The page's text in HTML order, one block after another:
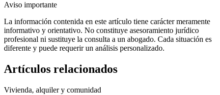
Aviso importante
La información contenida en este artículo tiene carácter meramente
informativo y orientativo. No constituye asesoramiento jurídico
profesional ni sustituye la consulta a un abogado. Cada situación es
diferente y puede requerir un análisis personalizado.
Artículos relacionados
Vivienda, alquiler y comunidad